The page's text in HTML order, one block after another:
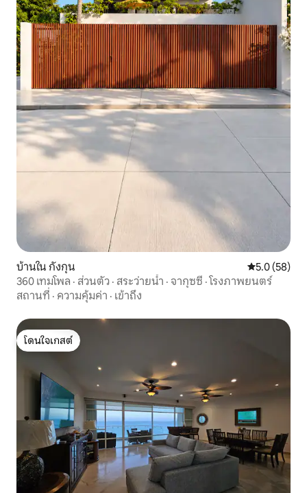
บ้านใน กังกุน คะแนนเฉลี่ย
5.0 (58)
360 เทมโพล · ส่วนตัว · สระว่ายน้ำ · จากุซซี่ · โรงภาพยนตร์
สถานที่ · ความคุ้มค่า · เข้าถึง
โดนใจเกสต์
โดนใจเกสต์